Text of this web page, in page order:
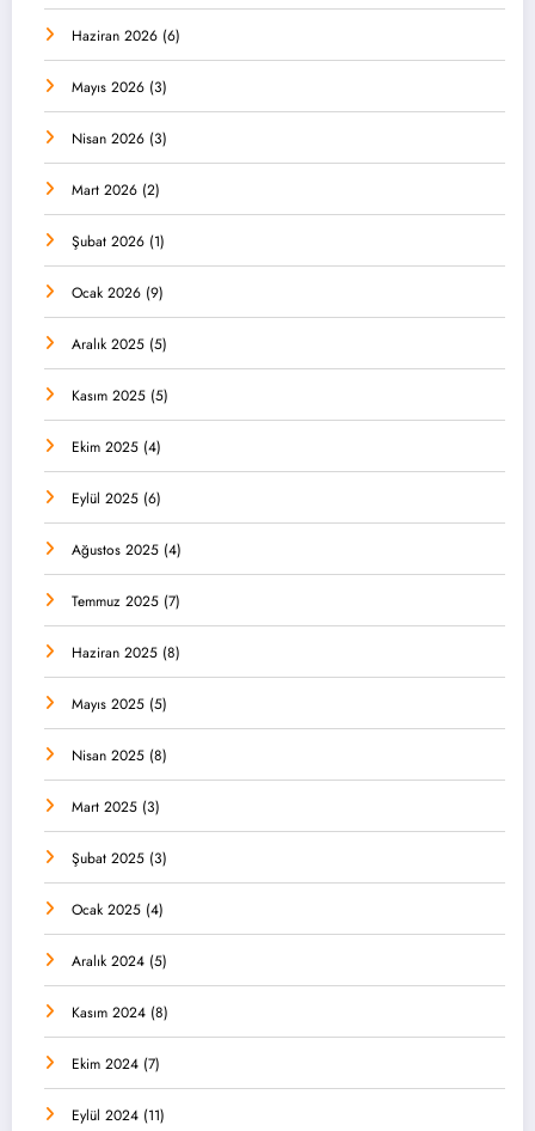
Haziran 2026 (6)
Mayıs 2026 (3)
Nisan 2026 (3)
Mart 2026 (2)
Şubat 2026 (1)
Ocak 2026 (9)
Aralık 2025 (5)
Kasım 2025 (5)
Ekim 2025 (4)
Eylül 2025 (6)
Ağustos 2025 (4)
Temmuz 2025 (7)
Haziran 2025 (8)
Mayıs 2025 (5)
Nisan 2025 (8)
Mart 2025 (3)
Şubat 2025 (3)
Ocak 2025 (4)
Aralık 2024 (5)
Kasım 2024 (8)
Ekim 2024 (7)
Eylül 2024 (11)